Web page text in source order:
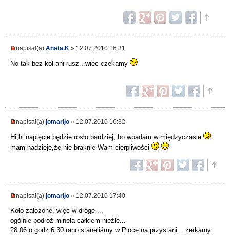
napisał(a) Aneta.K » 12.07.2010 16:31
No tak bez kół ani rusz...wiec czekamy
napisał(a) jomarijo » 12.07.2010 16:32
Hi,hi napięcie będzie rosło bardziej, bo wpadam w międzyczasie
mam nadzieję,że nie braknie Wam cierpliwości
napisał(a) jomarijo » 12.07.2010 17:40
Koło założone, więc w drogę ...
ogólnie podróż mineła całkiem nieźle...
28.06 o godz 6.30 rano staneliśmy w Ploce na przystani ...zerkamy